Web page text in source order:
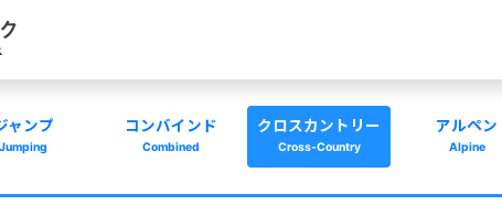
ャンプ
Jumping
コンバインド
Combined
クロスカントリー
Cross-Country
アルペン
Alpine